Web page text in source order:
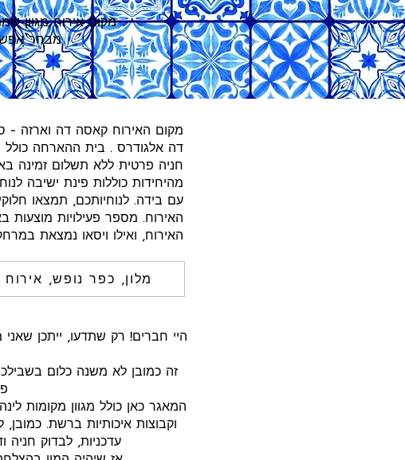
מקום אירוח מגוון
מבחר
מקום האירוח קאסה דה וארזה -
דה אלגודרס . בית ההארחה כולל
חניה פרטית ללא תשלום זמינה
מהיחידות כוללות פינת ישיבה
עם בידה. לנוחיותכם, תמצאו
האירוח, ואילו ויסאו נמצאת במרחק של 37
מלון, כפר נופש, אירוח
זה כמובן לא משנה כלום
המאגר כאן כולל מגוון מקומות
וקבוצות איכותיות ברשת.
עדכניות, לבדוק חניה